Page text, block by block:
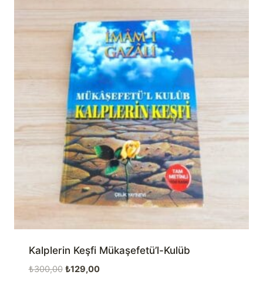
Kalplerin Keşfi Mükaşefetü’l-Kulüb
₺300,00 Orijinal
₺129,00Şu